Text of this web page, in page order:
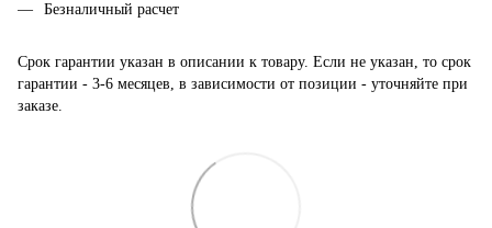
Безналичный расчет
Срок гарантии указан в описании к товару. Если не указан, то срок
гарантии - 3-6 месяцев, в зависимости от позиции - уточняйте при
заказе.